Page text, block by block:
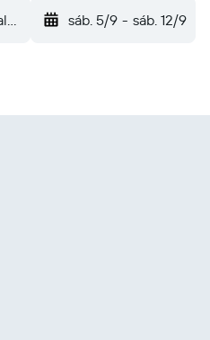
Valera Carvajal (VLV) sáb. 5/9 - sáb. 12/9